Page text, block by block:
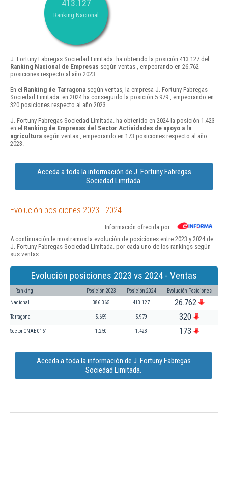
413.127
Ranking Nacional
J. Fortuny Fabregas Sociedad Limitada. ha obtenido la posición 413.127 del
Ranking Nacional de Empresas según ventas , empeorando en 26.762
posiciones respecto al año 2023.
En el Ranking de Tarragona según ventas, la empresa J. Fortuny Fabregas
Sociedad Limitada. en 2024 ha conseguido la posición 5.979 , empeorando en
320 posiciones respecto al año 2023.
J. Fortuny Fabregas Sociedad Limitada. ha obtenido en 2024 la posición 1.423
en el Ranking de Empresas del Sector Actividades de apoyo a la
agricultura según ventas , empeorando en 173 posiciones respecto al año
2023.
Acceda a toda la información de J. Fortuny Fabregas
Sociedad Limitada.
Evolución posiciones 2023 - 2024
Información ofrecida por
A continuación le mostramos la evolución de posiciones entre 2023 y 2024 de
J. Fortuny Fabregas Sociedad Limitada. por cada uno de los rankings según
sus ventas:
Evolución posiciones 2023 vs 2024 - Ventas
Ranking Posición 2023 Posición 2024 Evolución Posiciones
Nacional 386.365 413.127 26.762
Tarragona 5.659 5.979 320
Sector CNAE 0161 1.250 1.423 173
Acceda a toda la información de J. Fortuny Fabregas
Sociedad Limitada.